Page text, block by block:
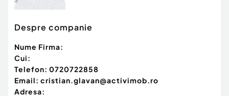
Despre companie
Nume Firma:
Cui:
Telefon: 0720722858
Email: cristian.glavan@activimob.ro
Adresa: